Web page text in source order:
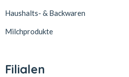
Haushalts- & Backwaren
Milchprodukte
Filialen